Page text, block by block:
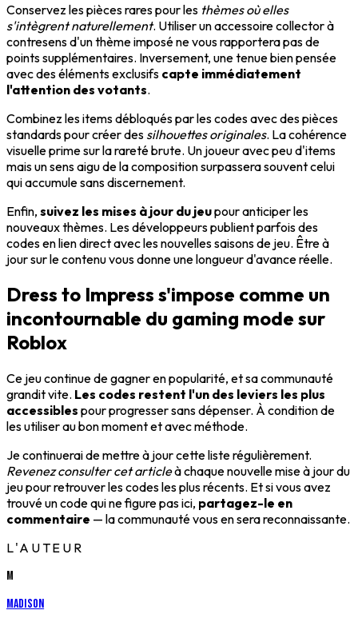
Conservez les pièces rares pour les thèmes où elles
s'intègrent naturellement. Utiliser un accessoire collector à
contresens d'un thème imposé ne vous rapportera pas de
points supplémentaires. Inversement, une tenue bien pensée
avec des éléments exclusifs capte immédiatement
l'attention des votants.
Combinez les items débloqués par les codes avec des pièces
standards pour créer des silhouettes originales. La cohérence
visuelle prime sur la rareté brute. Un joueur avec peu d'items
mais un sens aigu de la composition surpassera souvent celui
qui accumule sans discernement.
Enfin, suivez les mises à jour du jeupour anticiper les
nouveaux thèmes. Les développeurs publient parfois des
codes en lien direct avec les nouvelles saisons de jeu. Être à
jour sur le contenu vous donne une longueur d'avance réelle.
Dress to Impress s'impose comme un
incontournable du gaming mode sur
Roblox
Ce jeu continue de gagner en popularité, et sa communauté
grandit vite. Les codes restent l'un des leviers les plus
accessibles pour progresser sans dépenser. À condition de
les utiliser au bon moment et avec méthode.
Je continuerai de mettre à jour cette liste régulièrement.
Revenez consulter cet articleà chaque nouvelle mise à jour du
jeu pour retrouver les codes les plus récents. Et si vous avez
trouvé un code qui ne figure pas ici, partagez-le en
commentaire — la communauté vous en sera reconnaissante.
L'AUTEUR
M
Madison